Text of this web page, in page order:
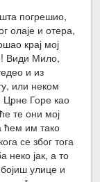
погрешио,
олаје и отера,
крај мој
Види Мило,
и из
или неком
Црне Горе као
те они мој
ћем им тако
се због тога
неко јак, а то
улице и